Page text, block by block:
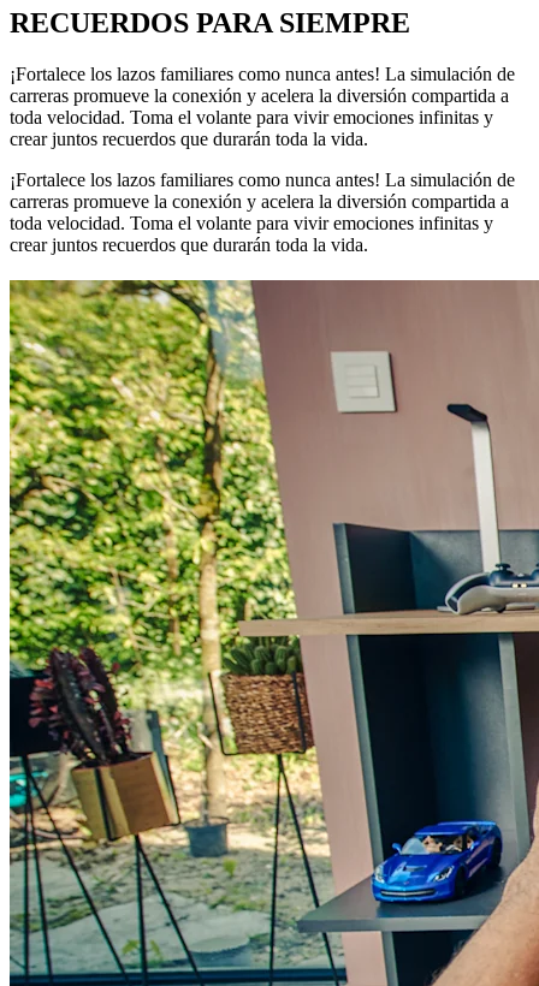
RECUERDOS PARA SIEMPRE
¡Fortalece los lazos familiares como nunca antes! La simulación de
carreras promueve la conexión y acelera la diversión compartida a
toda velocidad. Toma el volante para vivir emociones infinitas y
crear juntos recuerdos que durarán toda la vida.
¡Fortalece los lazos familiares como nunca antes! La simulación de
carreras promueve la conexión y acelera la diversión compartida a
toda velocidad. Toma el volante para vivir emociones infinitas y
crear juntos recuerdos que durarán toda la vida.